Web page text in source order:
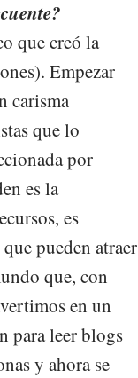
que creó la
Empezar
carisma
que lo
por
es la
es
pueden atraer
que, con
en un
para leer blogs
y ahora se